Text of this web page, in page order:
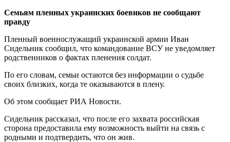
Семьям пленных украинских боевиков не сообщают
правду
Пленный военнослужащий украинской армии Иван
Сидельник сообщил, что командование ВСУ не уведомляет
родственников о фактах пленения солдат.
По его словам, семьи остаются без информации о судьбе
своих близких, когда те оказываются в плену.
Об этом сообщает РИА Новости.
Сидельник рассказал, что после его захвата российская
сторона предоставила ему возможность выйти на связь с
родными и подтвердить, что он жив.